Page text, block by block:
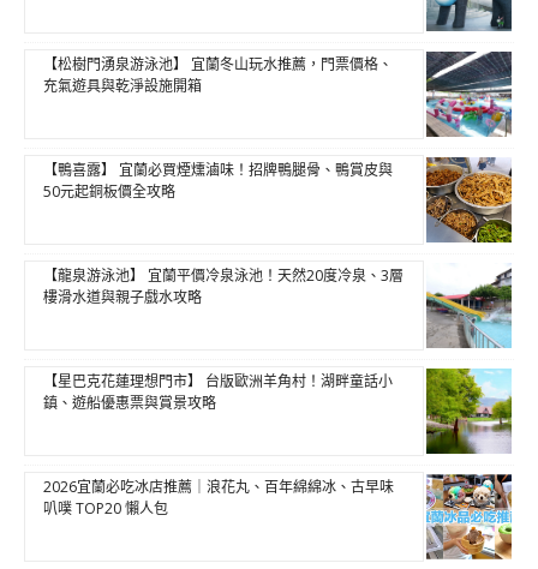
【松樹門湧泉游泳池】 宜蘭冬山玩水推薦，門票價格、
充氣遊具與乾淨設施開箱
【鴨喜露】 宜蘭必買煙燻滷味！招牌鴨腿骨、鴨賞皮與
50元起銅板價全攻略
【龍泉游泳池】 宜蘭平價冷泉泳池！天然20度冷泉、3層
樓滑水道與親子戲水攻略
【星巴克花蓮理想門市】 台版歐洲羊角村！湖畔童話小
鎮、遊船優惠票與賞景攻略
2026宜蘭必吃冰店推薦｜浪花丸、百年綿綿冰、古早味
叭噗 TOP20 懶人包